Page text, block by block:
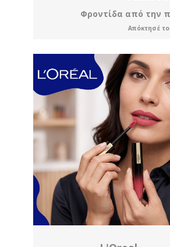
Φροντίδα από την
Απόκτησέ το